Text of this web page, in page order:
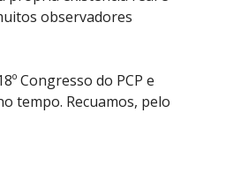
observadores
Congresso do PCP e
tempo. Recuamos, pelo